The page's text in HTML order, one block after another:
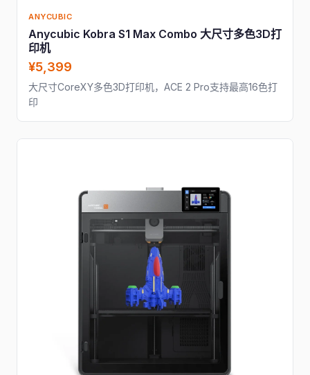
ANYCUBIC
Anycubic Kobra S1 Max Combo 大尺寸多色3D打
印机
¥5,399
大尺寸CoreXY多色3D打印机，ACE 2 Pro支持最高16色打
印